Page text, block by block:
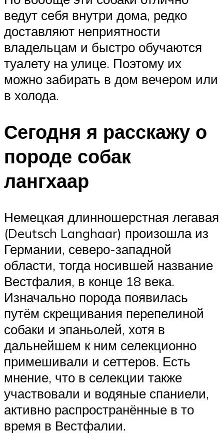
ведут себя внутри дома, редко
доставляют неприятности
владельцам и быстро обучаются
туалету на улице. Поэтому их
можно забирать в дом вечером или
в холода.
Сегодня я расскажу о
породе собак
лангхаар
Немецкая длинношерстная легавая
(Deutsch Langhaar) произошла из
Германии, северо-западной
области, тогда носившей название
Вестфалия, в конце 18 века.
Изначально порода появилась
путём скрещивания перепелиной
собаки и эпаньолей, хотя в
дальнейшем к ним селекционно
примешивали и сеттеров. Есть
мнение, что в селекции также
участвовали и водяные спаниели,
активно распространённые в то
время в Вестфалии.